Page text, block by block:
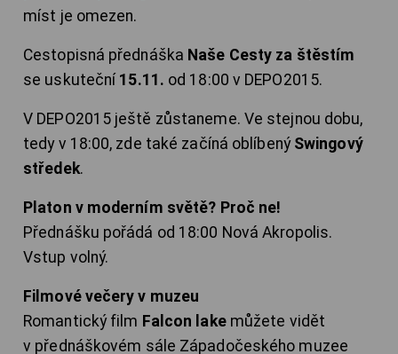
míst je omezen.
Cestopisná přednáška Naše Cesty za štěstím
se uskuteční 15.11. od 18:00 v DEPO2015.
V DEPO2015 ještě zůstaneme. Ve stejnou dobu,
tedy v 18:00, zde také začíná oblíbený Swingový
středek.
Platon v moderním světě? Proč ne!
Přednášku pořádá od 18:00 Nová Akropolis.
Vstup volný.
Filmové večery v muzeu
Romantický film Falcon lakemůžete vidět
v přednáškovém sále Západočeského muzee